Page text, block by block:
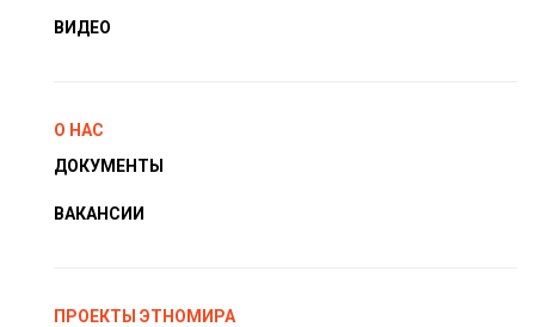
ВИДЕО
О НАС
ДОКУМЕНТЫ
ВАКАНСИИ
ПРОЕКТЫ ЭТНОМИРА